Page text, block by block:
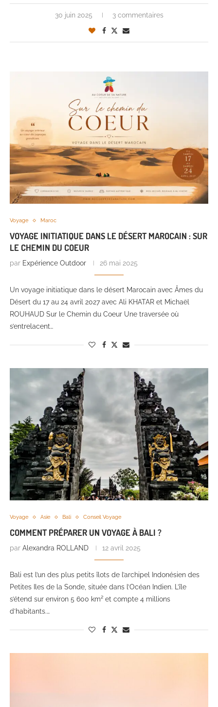
30 juin 2025 3 commentaires
Voyage Maroc
VOYAGE INITIATIQUE DANS LE DÉSERT MAROCAIN : SUR
LE CHEMIN DU COEUR
par Expérience Outdoor 26 mai 2025
Un voyage initiatique dans le désert Marocain avec Âmes du
Désert du 17 au 24 avril 2027 avec Ali KHATAR et Michaël
ROUHAUD Sur le Chemin du Coeur Une traversée où
s’entrelacent…
Voyage Asie Bali Conseil Voyage
COMMENT PRÉPARER UN VOYAGE À BALI ?
par Alexandra ROLLAND 12 avril 2025
Bali est l’un des plus petits îlots de l’archipel Indonésien des
Petites Iles de la Sonde, située dans l’Océan Indien. L’île
s’étend sur environ 5 600 km² et compte 4 millions
d’habitants.…